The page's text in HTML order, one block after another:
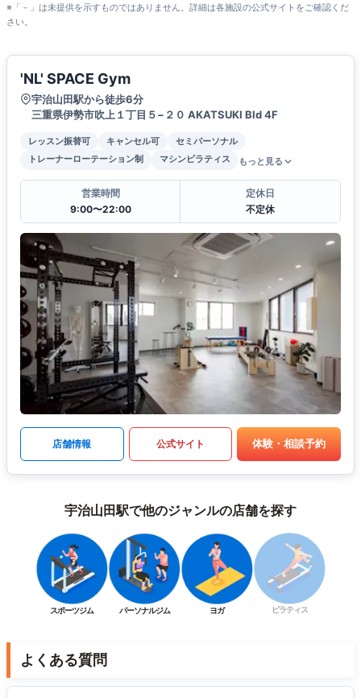
※「－」は未提供を示すものではありません。詳細は各施設の公式サイトをご確認くだ
さい。
'NL' SPACE Gym
宇治山田駅から徒歩6分
三重県伊勢市吹上１丁目５−２０ AKATSUKI Bld 4F
レッスン振替可 キャンセル可
セミパーソナル
トレーナーローテーション制
マシンピラティス もっと見る
営業時間
9:00〜22:00
定休日
不定休
店舗情報 公式サイト 体験・相談予約
宇治山田駅で他のジャンルの店舗を探す
スポーツジム パーソナルジム ヨガ ピラティス
よくある質問